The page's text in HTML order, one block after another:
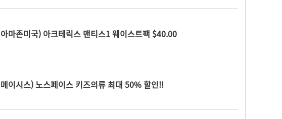
아마존미국) 아크테릭스 맨티스1 웨이스트팩 $40.00
메이시스) 노스페이스 키즈의류 최대 50% 할인!!